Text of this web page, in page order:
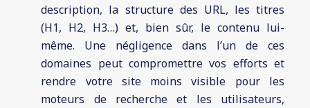
description, la structure des URL, les titres
(H1, H2, H3…) et, bien sûr, le contenu lui-
même. Une négligence dans l’un de ces
domaines peut compromettre vos efforts et
rendre votre site moins visible pour les
moteurs de recherche et les utilisateurs,